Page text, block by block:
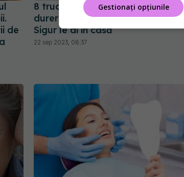
de
8 trucuri naturiste să tratezi
durerea de dinți peste noapte.
Sigur le ai în casă
22 sep 2023, 08:37
Gestionați opțiunile